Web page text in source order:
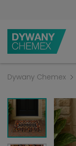
Dywany Chemex